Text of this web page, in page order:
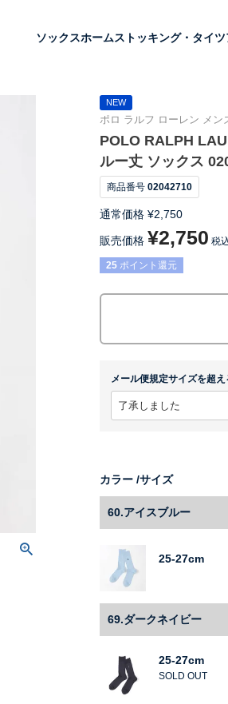
ソックスホームストッキング・タイツ
NEW
ポロ ラルフ ローレン メン
POLO RALPH
ルー丈 ソックス
商品番号 02042710
通常価格 ¥2,750
販売価格 ¥2,750 税
25 ポイント還元
メール便規定サイズを超
カラー サイズ
60.アイスブルー
25-27cm
69.ダークネイビー
25-27cm
SOLD OUT